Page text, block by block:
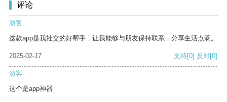
评论
游客
这款app是我社交的好帮手，让我能够与朋友保持联系，分享生活点滴。
2025-02-17 支持[0] 反对[0]
游客
这个是app神器